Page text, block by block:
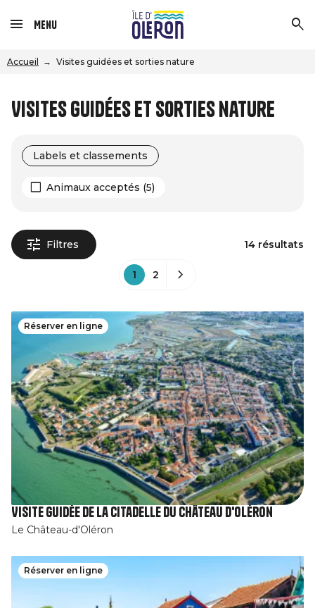
Menu
Accueil Visites guidées et sorties nature
Visites guidées et sorties nature
Labels et classements
Animaux acceptés (5)
Filtres 14 résultats
1 2
Réserver en ligne
Visite guidée de la Citadelle du Château d'Oléron
Le Château-d'Oléron
Réserver en ligne